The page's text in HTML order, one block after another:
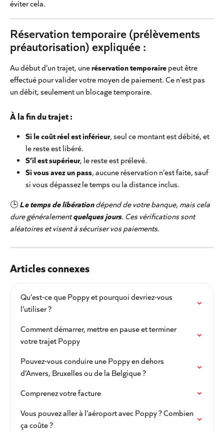
éviter cela.
Réservation temporaire (prélèvements
préautorisation) expliquée :
Au début d’un trajet, une réservation temporaire peut être
effectué pour valider votre moyen de paiement. Ce n’est pas
un débit, seulement un blocage temporaire.
À la fin du trajet :
Si le coût réel est inférieur, seul ce montant est débité, et
le reste est libéré.
S’il est supérieur, le reste est prélevé.
Si vous avez un pass, aucune réservation n’est faite, sauf
si vous dépassez le temps ou la distance inclus.
🕒 Le temps de libération dépend de votre banque, mais cela
dure généralement quelques jours. Ces vérifications sont
aléatoires et visent à sécuriser vos paiements.
Articles connexes
Qu’est-ce que Poppy et pourquoi devriez-vous
l’utiliser ?
Comment démarrer, mettre en pause et terminer
votre trajet Poppy
Pouvez-vous conduire une Poppy en dehors
d’Anvers, Bruxelles ou de la Belgique ?
Comprenez votre facture
Vous pouvez aller à l’aéroport avec Poppy ? Combien
ça coûte ?